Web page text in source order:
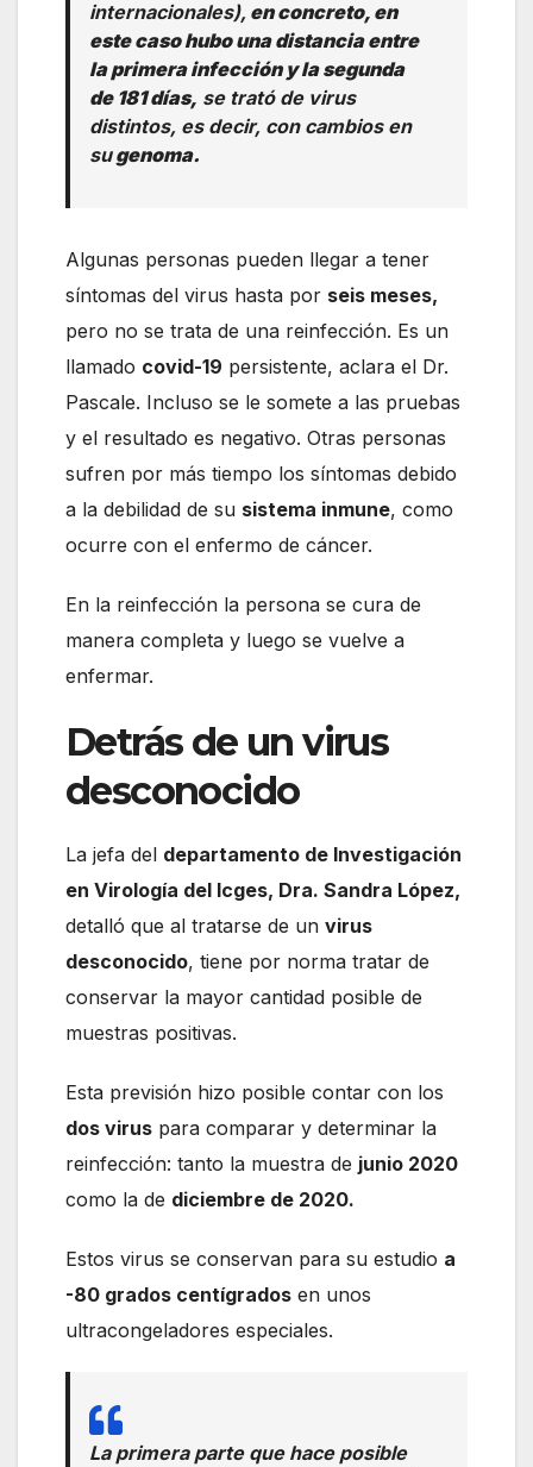
internacionales), en concreto, en
este caso hubo una distancia entre
la primera infección y la segunda
de 181 días, se trató de virus
distintos, es decir, con cambios en
sugenoma.
Algunas personas pueden llegar a tener
síntomas del virus hasta por seis meses,
pero no se trata de una reinfección. Es un
llamado covid-19 persistente, aclara el Dr.
Pascale. Incluso se le somete a las pruebas
y el resultado es negativo. Otras personas
sufren por más tiempo los síntomas debido
a la debilidad de su sistema inmune, como
ocurre con el enfermo de cáncer.
En la reinfección la persona se cura de
manera completa y luego se vuelve a
enfermar.
Detrás de un virus
desconocido
La jefa del departamento de Investigación
en Virología del Icges, Dra. Sandra López,
detalló que al tratarse de un virus
desconocido, tiene por norma tratar de
conservar la mayor cantidad posible de
muestras positivas.
Esta previsión hizo posible contar con los
dos virus para comparar y determinar la
reinfección: tanto la muestra de junio 2020
como la de diciembre de 2020.
Estos virus se conservan para su estudio a
-80 grados centígrados en unos
ultracongeladores especiales.
La primera parte que hace posible